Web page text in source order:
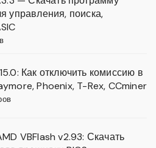
управления, поиска,
Как отключить комиссию в
Phoenix, T-Rex, CCminer
VBFlash v2.93: Скачать